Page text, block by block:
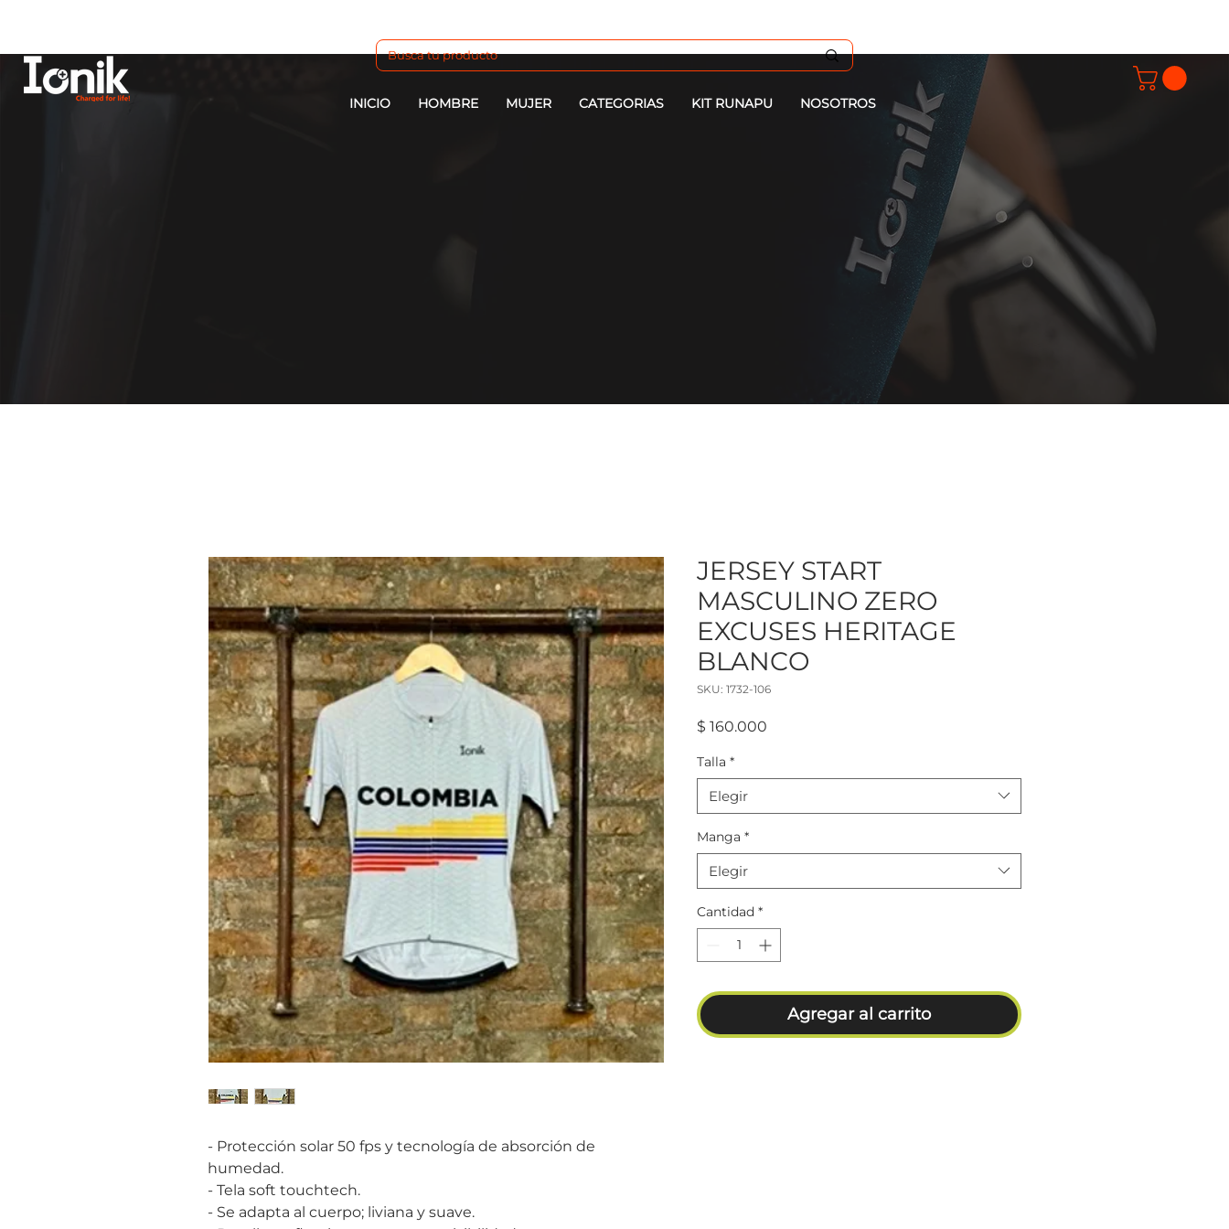
INICIO HOMBRE MUJER CATEGORIAS KIT RUNAPU NOSOTROS
- Protección solar 50 fps y tecnología de absorción de
humedad.
- Tela soft touchtech.
- Se adapta al cuerpo; liviana y suave.
JERSEY START
MASCULINO ZERO
EXCUSES HERITAGE
BLANCO
SKU: 1732-106
$ 160.000
Talla *
Elegir
Manga *
Elegir
Cantidad *
Agregar al carrito